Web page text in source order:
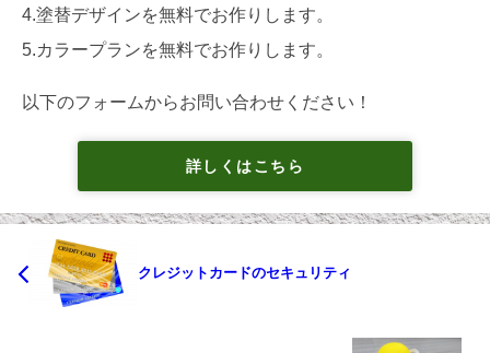
4.塗替デザインを無料でお作りします。
5.カラープランを無料でお作りします。
以下のフォームからお問い合わせください！
詳しくはこちら
クレジットカードのセキュリティ